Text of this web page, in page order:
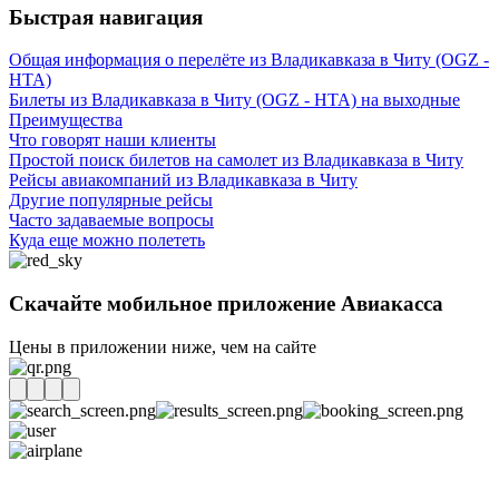
Быстрая навигация
Общая информация о перелёте из Владикавказа в Читу (OGZ -
HTA)
Билеты из Владикавказа в Читу (OGZ - HTA) на выходные
Преимущества
Что говорят наши клиенты
Простой поиск билетов на самолет из Владикавказа в Читу
Рейсы авиакомпаний из Владикавказа в Читу
Другие популярные рейсы
Часто задаваемые вопросы
Куда еще можно полететь
Скачайте мобильное приложение Авиакасса
Цены в приложении ниже, чем на сайте